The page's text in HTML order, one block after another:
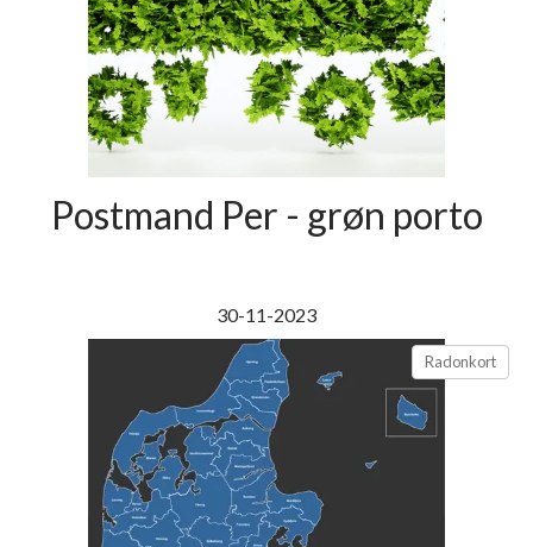
Postmand Per - grøn porto
30-11-2023
Radonkort